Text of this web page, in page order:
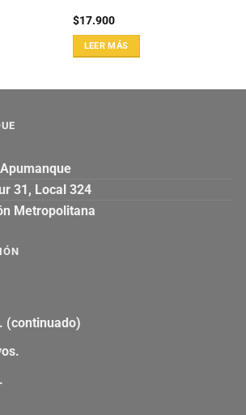
$17.900
LEER MÁS
31, Local 324
Metropolitana
(continuado)